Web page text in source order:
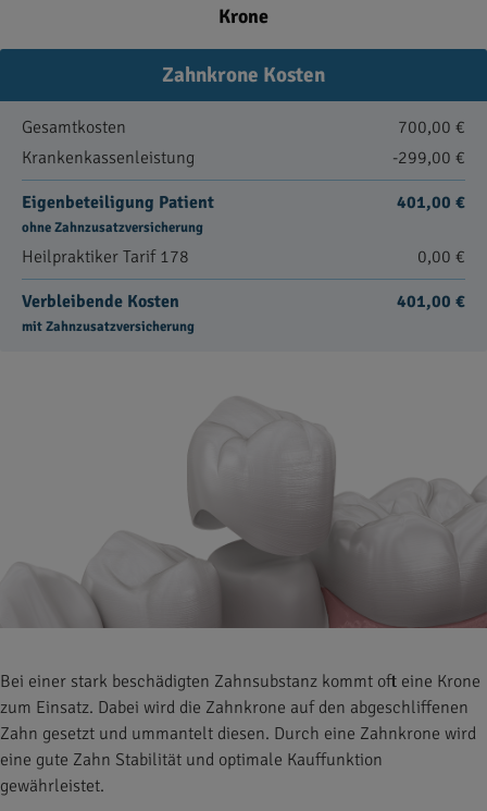
Krone
Zahnkrone Kosten
Gesamtkosten
700,00 €
Krankenkassenleistung
-299,00 €
Eigenbeteiligung Patient
ohne Zahnzusatzversicherung
401,00 €
Heilpraktiker Tarif 178 0,00 €
Verbleibende Kosten
mit Zahnzusatzversicherung
401,00 €
Bei einer stark beschädigten Zahnsubstanz kommt oft eine Krone
zum Einsatz. Dabei wird die Zahnkrone auf den abgeschliffenen
Zahn gesetzt und ummantelt diesen. Durch eine Zahnkrone wird
eine gute Zahn Stabilität und optimale Kauffunktion
gewährleistet.